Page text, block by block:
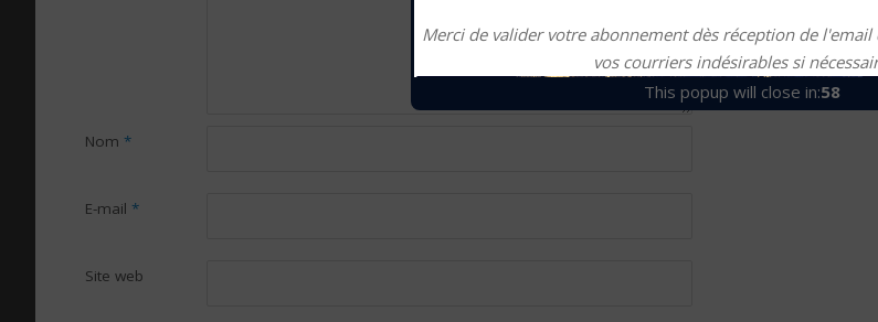
Nom *
E-mail *
Site web
This popup will close in:58
Merci de valider votre abonnement dès réception de
vos courriers indésirables si